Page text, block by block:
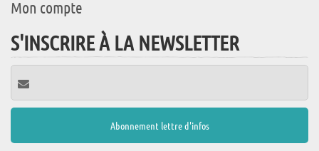
Mon compte
S'INSCRIRE À LA NEWSLETTER